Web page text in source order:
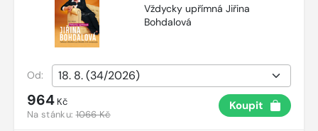
Vždycky upřímná Jiřina
Bohdalová
Od:
964 Kč
Na stánku:1066 Kč
Koupit